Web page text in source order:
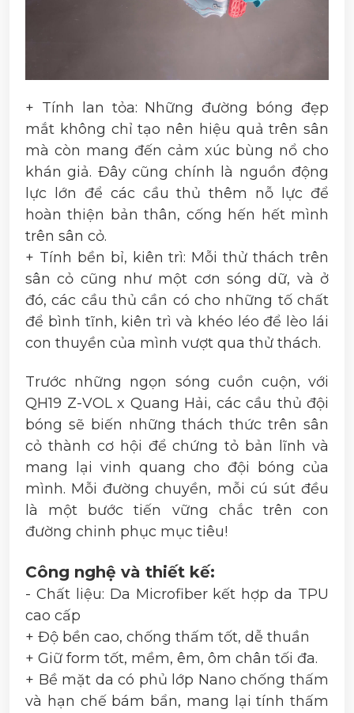
+ Tính lan tỏa: Những đường bóng đẹp
mắt không chỉ tạo nên hiệu quả trên sân
mà còn mang đến cảm xúc bùng nổ cho
khán giả. Đây cũng chính là nguồn động
lực lớn để các cầu thủ thêm nỗ lực để
hoàn thiện bản thân, cống hến hết mình
trên sân cỏ.
+ Tính bền bỉ, kiên trì: Mỗi thử thách trên
sân cỏ cũng như một cơn sóng dữ, và ở
đó, các cầu thủ cần có cho những tố chất
để bình tĩnh, kiên trì và khéo léo để lèo lái
con thuyền của mình vượt qua thử thách.
Trước những ngọn sóng cuồn cuộn, với
QH19 Z-VOL x Quang Hải, các cầu thủ đội
bóng sẽ biến những thách thức trên sân
cỏ thành cơ hội để chứng tỏ bản lĩnh và
mang lại vinh quang cho đội bóng của
mình. Mỗi đường chuyền, mỗi cú sút đều
là một bước tiến vững chắc trên con
đường chinh phục mục tiêu!
Công nghệ và thiết kế:
- Chất liệu: Da Microfiber kết hợp da TPU
cao cấp
+ Độ bền cao, chống thấm tốt, dễ thuần
+ Giữ form tốt, mềm, êm, ôm chân tối đa.
+ Bề mặt da có phủ lớp Nano chống thấm
và hạn chế bám bẩn, mang lại tính thấm